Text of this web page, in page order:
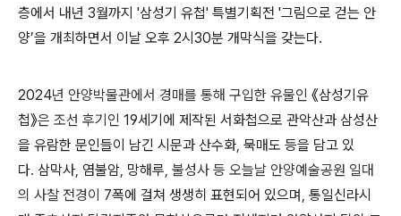
층에서 내년 3월까지 '삼성기 유첩' 특별기획전 '그림으로 걷는 안
양’을 개최하면서 이날 오후 2시 30분 개막식을 갖는다.
2024년 안양박물관에서 경매를 통해 구입한 유물인 《삼성기유
첩》은 조선 후기인 19세기에 제작된 서화첩으로 관악산과 삼성산
을 유람한 문인들이 남긴 시문과 산수화, 묵매도 등을 담고 있
다. 삼막사, 염불암, 망해루, 불성사 등 오늘날 안양예술공원 일대
의 사찰 전경이 7폭에 걸쳐 생생히 표현되어 있으며, 통일신라시